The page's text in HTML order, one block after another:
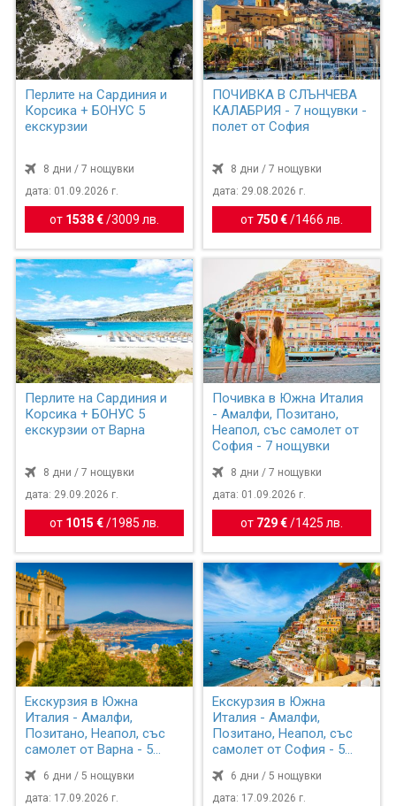
Перлите на Сардиния и
Корсика + БОНУС 5
екскурзии
8 дни / 7 нощувки
дата: 01.09.2026 г.
от 1538 € /3009 лв.
ПОЧИВКА В СЛЪНЧЕВА
КАЛАБРИЯ - 7 нощувки -
полет от София
8 дни / 7 нощувки
дата: 29.08.2026 г.
от 750 €/ 1466 лв.
Перлите на Сардиния и
Корсика + БОНУС 5
екскурзии от Варна
8 дни / 7 нощувки
дата: 29.09.2026 г.
от 1015 € / 1985 лв.
Почивка в Южна Италия
- Амалфи, Позитано,
Неапол, със самолет от
София - 7 нощувки
8 дни / 7 нощувки
дата: 01.09.2026 г.
от 729 €/ 1425 лв.
Екскурзия в Южна
Италия - Амалфи,
Позитано, Неапол, със
самолет от Варна - 5
6 дни / 5 нощувки
дата: 17.09.2026 г.
Екскурзия в Южна
Италия - Амалфи,
Позитано, Неапол, със
самолет от София - 5
6 дни / 5 нощувки
дата: 17.09.2026 г.